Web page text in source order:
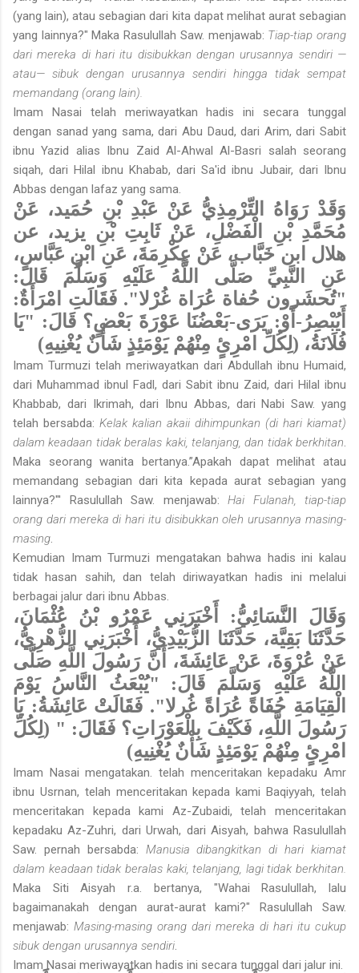
(yang lain), atau sebagian dari kita dapat melihat aurat sebagian
yang lainnya?" Maka Rasulullah Saw. menjawab: Tiap-tiap orang
dari mereka di hari itu disibukkan dengan urusannya sendiri —
atau— sibuk dengan urusannya sendiri hingga tidak sempat
memandang (orang lain).
Imam Nasai telah meriwayatkan hadis ini secara tunggal
dengan sanad yang sama, dari Abu Daud, dari Arim, dari Sabit
ibnu Yazid alias Ibnu Zaid Al-Ahwal Al-Basri salah seorang
siqah, dari Hilal ibnu Khabab, dari Sa'id ibnu Jubair, dari Ibnu
Abbas dengan lafaz yang sama.
وَقَدْ رَوَاهُ التِّرْمِذِيُّ عَنْ عَبْدِ بْنِ حُمَيد، عَنْ
مُحَمَّدِ بْنِ الْفَضْلِ، عَنْ ثَابِتِ بْنِ يزيد، عن
هلال ابن خَبَّاب، عَنْ عِكْرِمَةَ، عَنِ ابْنِ عَبَّاسٍ،
عَنِ النَّبِيِّ صَلَّى اللَّهُ عَلَيْهِ وَسَلَّمَ قَالَ:
"تُحشَرون حُفاة عُرَاة غُرْلا". فَقَالَتِ امْرَأَةٌ:
أَيُبْصِرُ-أَوْ: يَرَى-بَعْضُنَا عَوْرَةَ بَعْضٍ؟ قَالَ: "يَا
فُلَانَةُ، (لِكُلِّ امْرِئٍ مِنْهُمْ يَوْمَئِذٍ شَأْنٌ يُغْنِيهِ)
Imam Turmuzi telah meriwayatkan dari Abdullah ibnu Humaid,
dari Muhammad ibnul Fadl, dari Sabit ibnu Zaid, dari Hilal ibnu
Khabbab, dari Ikrimah, dari Ibnu Abbas, dari Nabi Saw. yang
telah bersabda: Kelak kalian akaii dihimpunkan (di hari kiamat)
dalam keadaan tidak beralas kaki, telanjang, dan tidak berkhitan
Maka seorang wanita bertanya.”Apakah dapat melihat atau
memandang sebagian dari kita kepada aurat sebagian yang
lainnya?"' Rasulullah Saw. menjawab: Hai Fulanah, tiap-tiap
orang dari mereka di hari itu disibukkan oleh urusannya masing-
masing
Kemudian Imam Turmuzi mengatakan bahwa hadis ini kalau
tidak hasan sahih, dan telah diriwayatkan hadis ini melalui
berbagai jalur dari ibnu Abbas.
وَقَالَ النَّسَائِيُّ: أَخْبَرَنِي عَمْرُو بْنُ عُثْمَانَ،
حَدَّثَنَا بَقِيَّة، حَدَّثَنَا الزُّبَيْدِيُّ، أَخْبَرَنِي الزُّهْرِيُّ،
عَنْ عُرْوَةَ، عَنْ عَائِشَةَ، أَنَّ رَسُولَ اللَّهِ صَلَّى
اللَّهُ عَلَيْهِ وَسَلَّمَ قَالَ: "يُبْعَثُ النَّاسُ يَوْمَ
الْقِيَامَةِ حُفَاةً عُرَاةً غُرلا". فَقَالَتْ عَائِشَةُ: يَا
رَسُولَ اللَّهِ، فَكَيْفَ بِالْعَوْرَاتِ؟ فَقَالَ: " (لِكُلِّ
امْرِئٍ مِنْهُمْ يَوْمَئِذٍ شَأْنٌ يُغْنِيهِ)
Imam Nasai mengatakan. telah menceritakan kepadaku Amr
ibnu Usrnan, telah menceritakan kepada kami Baqiyyah, telah
menceritakan kepada kami Az-Zubaidi, telah menceritakan
kepadaku Az-Zuhri, dari Urwah, dari Aisyah, bahwa Rasulullah
Saw. pernah bersabda: Manusia dibangkitkan di hari kiamat
dalam keadaan tidak beralas kaki, telanjang, lagi tidak berkhitan.
Maka Siti Aisyah r.a. bertanya, "Wahai Rasulullah, lalu
bagaimanakah dengan aurat-aurat kami?" Rasulullah Saw.
menjawab: Masing-masing orang dari mereka di hari itu cukup
sibuk dengan urusannya sendiri
Imam Nasai meriwayatkan hadis ini secara tunggal dari jalur ini.